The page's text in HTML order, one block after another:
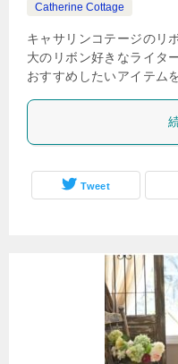
Catherine Cottage
キャサリンコテージのリ
大のリボン好きなライタ
おすすめしたいアイテム
Tweet